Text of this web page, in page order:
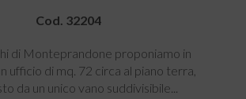
Cod. 32204
di Monteprandone proponiamo in
ufficio di mq. 72 circa al piano terra,
da un unico vano suddivisibile...